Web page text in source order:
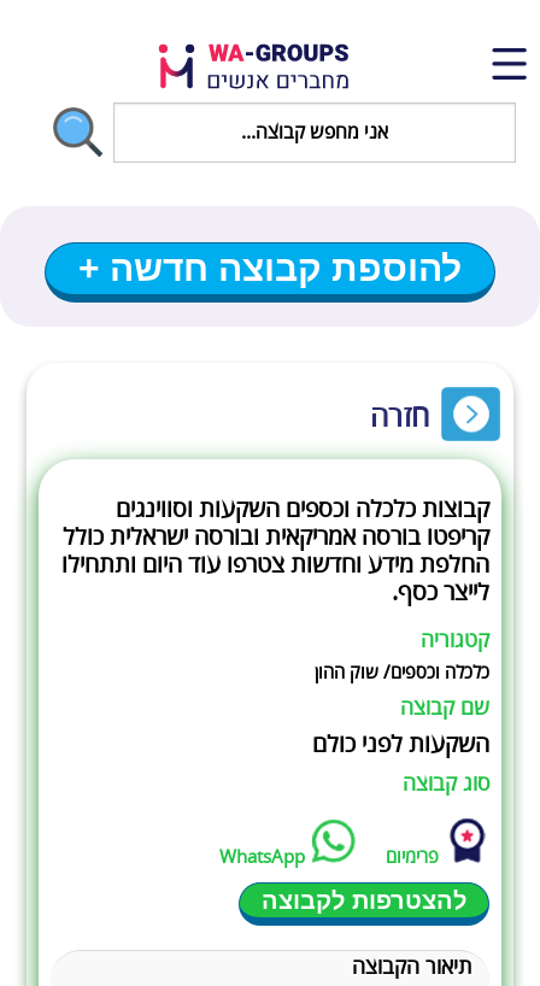
להוספת קבוצה חדשה +
חזרה
קבוצות כלכלה וכספים השקעות וסווינגים
קריפטו בורסה אמריקאית ובורסה ישראלית כולל
החלפת מידע וחדשות צטרפו עוד היום ותתחילו
לייצר כסף.
קטגוריה
כלכלה וכספים/ שוק ההון
שם קבוצה
השקעות לפני כולם
סוג קבוצה
פרימיום WhatsApp
להצטרפות לקבוצה
תיאור הקבוצה